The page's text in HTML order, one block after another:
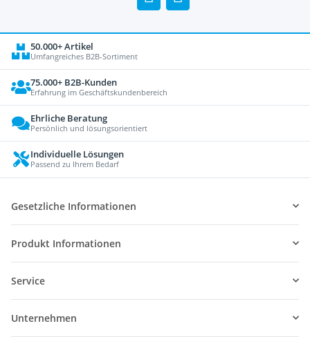
50.000+ Artikel
Umfangreiches B2B-Sortiment
75.000+ B2B-Kunden
Erfahrung im Geschäftskundenbereich
Ehrliche Beratung
Persönlich und lösungsorientiert
Individuelle Lösungen
Passend zu Ihrem Bedarf
Gesetzliche Informationen
Produkt Informationen
Service
Unternehmen